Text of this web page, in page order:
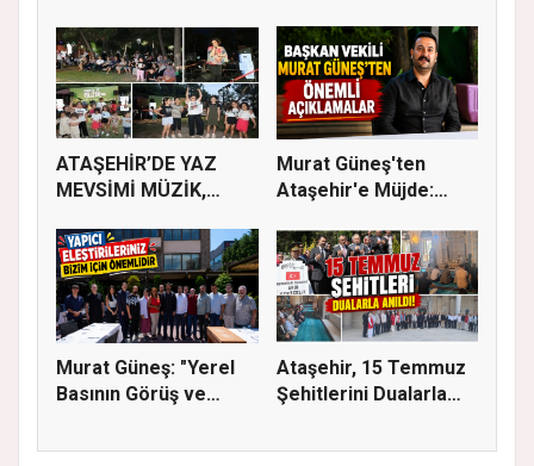
ATAŞEHİR’DE YAZ
MEVSİMİ MÜZİK,
Murat Güneş'ten
Ataşehir'e Müjde:
Murat Güneş: "Yerel
Basının Görüş ve
Ataşehir, 15 Temmuz
Şehitlerini Dualarla